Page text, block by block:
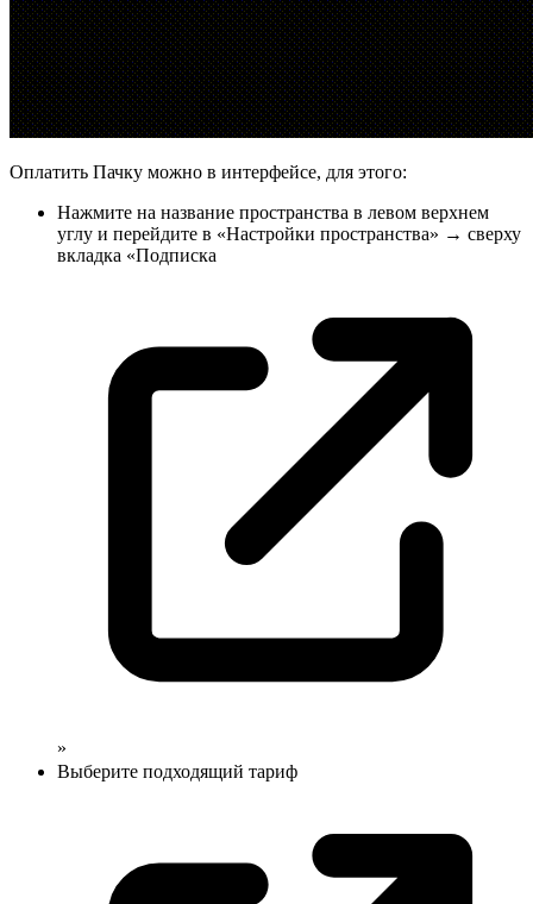
Оплатить Пачку можно в интерфейсе, для этого:
Нажмите на название пространства в левом верхнем
углу и перейдите в «Настройки пространства» → сверху
вкладка «Подписка
»
Выберите подходящий тариф